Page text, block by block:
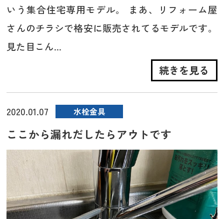
いう集合住宅専用モデル。 まあ、リフォーム屋
さんのチラシで格安に販売されてるモデルです。
見た目こん...
続きを見る
2020.01.07 水栓金具
ここから漏れだしたらアウトです